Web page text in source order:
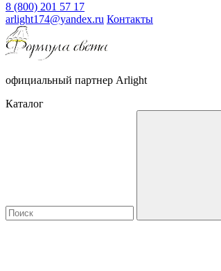
8 (800) 201 57 17
arlight174@yandex.ru Контакты
официальный партнер Arlight
Каталог